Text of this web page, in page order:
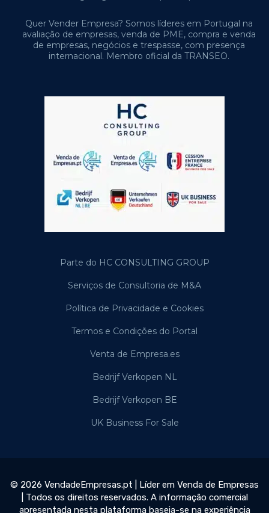
Quer Vender Empresa? Somos líderes em Portugal na
avaliação de empresas, venda de PME, compra e venda
de empresas, negócios e trespasse, com presença
internacional. Membro oficial da TRANSEO.
Parte do HC CONSULTING GROUP
Serviços de Consultoria de M&A
Política de Privacidade e Cookies
Termos e Condições do Portal
Venta de Empresa.es
Bedrijf Verkopen NL
Bedrijf Verkopen BE
UK Business For Sale
© 2026 VendadeEmpresas.pt | Líder em Venda de Empresas
| Todos os direitos reservados. A informação comercial
apresentada nesta plataforma baseia-se na experiência